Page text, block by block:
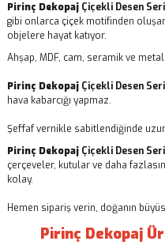
Pirinç Dekopaj Çiçekli Desen
gibi onlarca çiçek motifinden
objelere hayat katıyor.
Ahşap, MDF, cam, seramik ve
Pirinç Dekopaj Çiçekli Desen
hava kabarcığı yapmaz.
Şeffaf vernikle sabitlendiğinde
Pirinç Dekopaj Çiçekli Desen
çerçeveler, kutular ve daha
kolay.
Hemen sipariş verin, doğanın
Pirinç Dekopaj